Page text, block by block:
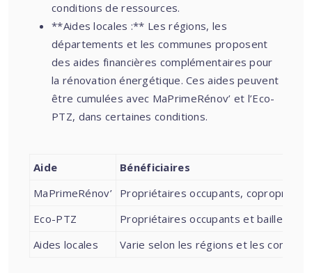
conditions de ressources.
**Aides locales :** Les régions, les
départements et les communes proposent
des aides financières complémentaires pour
la rénovation énergétique. Ces aides peuvent
être cumulées avec MaPrimeRénov’ et l’Eco-
PTZ, dans certaines conditions.
Aide
Bénéficiaires
MaPrimeRénov’
Propriétaires occupants,
Eco-PTZ
Propriétaires occupants et bailleurs
Aides locales
Varie selon les régions et les